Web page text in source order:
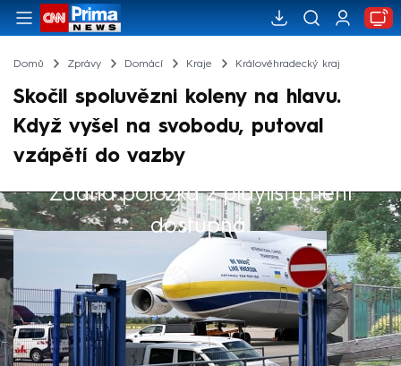
Domů Zprávy Domácí Kraje Královéhradecký kraj
Skočil spoluvězni koleny na hlavu.
Když vyšel na svobodu, putoval
vzápětí do vazby
Žádná položka z playlistu není
dostupná.
Výběr redakce